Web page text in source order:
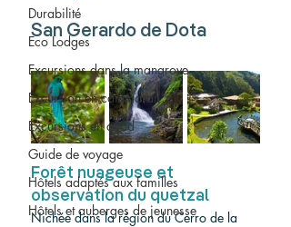
Durabilité
Eco Lodges
Excursions dans la mangrove
Excursion en catamaran
Excursions en quad
Guide de voyage
Hôtels adaptés aux familles
Hôtels et auberges de jeunesse
San Gerardo de Dota
Forêt nuageuse et
observation du quetzal
Nichée dans la région du Cerro de la